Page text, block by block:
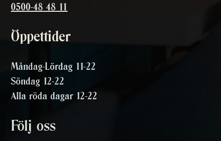
0500-48 48 11
Öppettider
Måndag-Lördag 11-22
Söndag 12-22
Alla röda dagar 12-22
Följ oss